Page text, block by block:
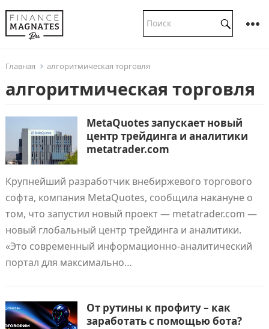
Главная алгоритмическая торговля
алгоритмическая торговля
MetaQuotes запускает новый
центр трейдинга и аналитики
metatrader.com
Крупнейший разработчик внебиржевого торгового
софта, компания MetaQuotes, сообщила накануне о
том, что запустил новый проект — metatrader.com —
новый глобальный центр трейдинга и аналитики.
«Это современный информационно-аналитический
портал для максимально…
От рутины к профиту – как
заработать с помощью бота?